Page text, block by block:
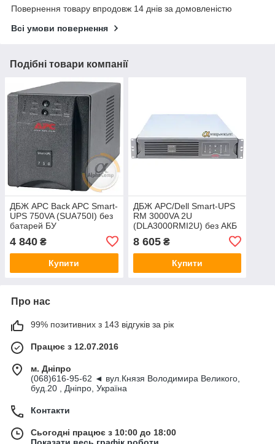
Повернення товару впродовж 14 днів за домовленістю
Всі умови повернення
Подібні товари компанії
ДБЖ APC Back APC Smart-
UPS 750VA (SUA750I) без
батарей БУ
4 840 ₴
Купити
ДБЖ APC/Dell Smart-UPS
RM 3000VA 2U
(DLA3000RMI2U) без АКБ
8 605₴
Купити
Про нас
99% позитивних з 143 відгуків за рік
Працює з 12.07.2016
м. Дніпро
(068)616-95-62 ◄ вул.Князя Володимира Великого,
буд.20 , Дніпро, Україна
Контакти
Сьогодні працює з 10:00 до 18:00